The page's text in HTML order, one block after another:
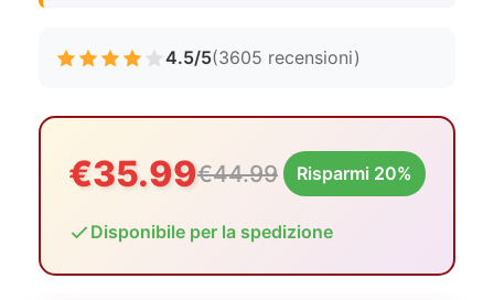
4.5/5(3605 recensioni)
€35.99€44.99 Risparmi 20%
Disponibile per la spedizione